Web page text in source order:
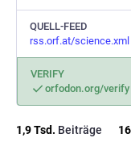
QUELL-FEED
rss.orf.at/science.xml
VERIFY
orfodon.org/verify
1,9Tsd. Beiträge 16